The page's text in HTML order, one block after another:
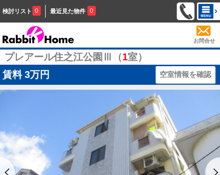
検討リスト 0 最近見た物件 0
お問合せ
プレアール住之江公園Ⅲ（1室）
賃料 3万円 空室情報を確認